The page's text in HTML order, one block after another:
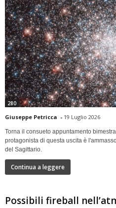
280
Giuseppe Petricca - 19 Luglio 2026
Torna il consueto appuntamento
protagonista di questa uscita è
del Sagittario.
Continua a leggere
Possibili fireball